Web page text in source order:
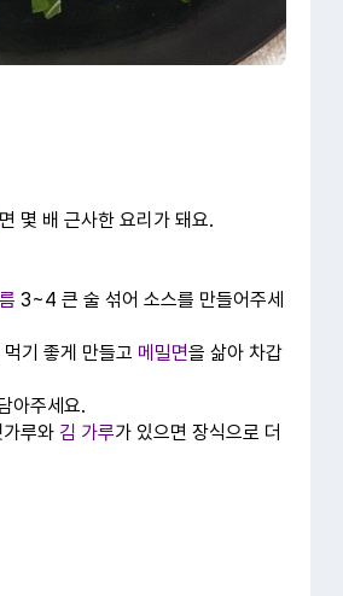
면 몇 배 근사한 요리가 돼요.
3~4 큰 술 섞어 소스를 만들어주세
기 좋게 만들고 메밀면을 삶아 차갑
아주세요.
루와 김 가루가 있으면 장식으로 더